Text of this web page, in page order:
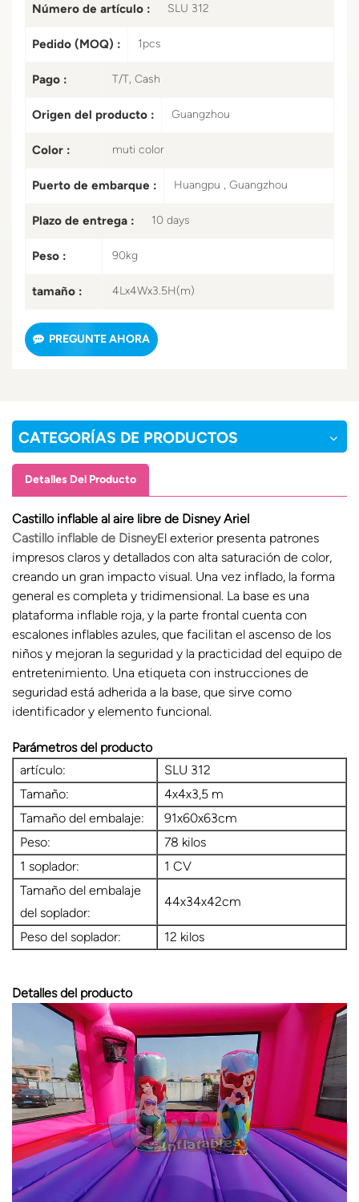
Número de artículo : SLU 312
Pedido (MOQ) : 1pcs
Pago : T/T, Cash
Origen del producto : Guangzhou
Color : muti color
Puerto de embarque : Huangpu , Guangzhou
Plazo de entrega : 10 days
Peso : 90kg
tamaño : 4Lx4Wx3.5H(m)
PREGUNTE AHORA
CATEGORÍAS DE PRODUCTOS
Detalles Del Producto
Castillo inflable al aire libre de Disney Ariel
Castillo inflable de DisneyEl exterior presenta patrones
impresos claros y detallados con alta saturación de color,
creando un gran impacto visual. Una vez inflado, la forma
general es completa y tridimensional. La base es una
plataforma inflable roja, y la parte frontal cuenta con
escalones inflables azules, que facilitan el ascenso de los
niños y mejoran la seguridad y la practicidad del equipo de
entretenimiento. Una etiqueta con instrucciones de
seguridad está adherida a la base, que sirve como
identificador y elemento funcional.
Parámetros del producto
artículo:
SLU 312
Tamaño:
4x4x3,5 m
Tamaño del embalaje:
91x60x63cm
Peso:
78 kilos
1 soplador:
1 CV
Tamaño del embalaje
del soplador:
44x34x42cm
Peso del soplador: 12 kilos
Detalles del producto